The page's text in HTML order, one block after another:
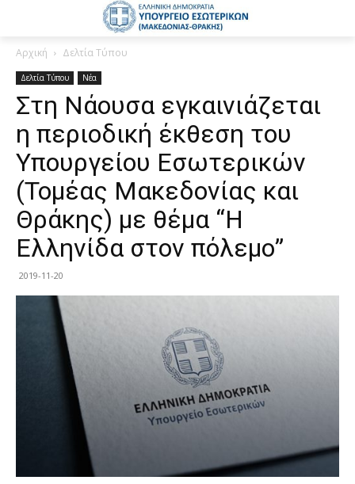
Αρχική Δελτία Τύπου
Δελτία Τύπου Νέα
Στη Νάουσα εγκαινιάζεται
η περιοδική έκθεση του
Υπουργείου Εσωτερικών
(Τομέας Μακεδονίας και
Θράκης) με θέμα “Η
Ελληνίδα στον πόλεμο”
2019-11-20